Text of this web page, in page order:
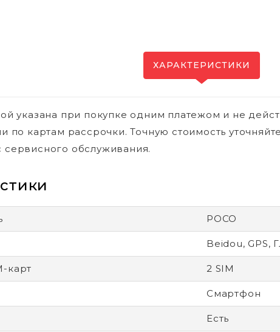
ХАРАКТЕРИСТИКИ
указана при покупке одним платежом и не
по картам рассрочки. Точную стоимость
обслуживания.
POCO
Beidou, GPS,
карт 2 SIM
Смартфон
Есть